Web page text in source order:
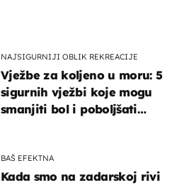
NAJSIGURNIJI OBLIK REKREACIJE
Vježbe za koljeno u moru: 5
sigurnih vježbi koje mogu
smanjiti bol i poboljšati
BAŠ EFEKTNA
Kada smo na zadarskoj rivi